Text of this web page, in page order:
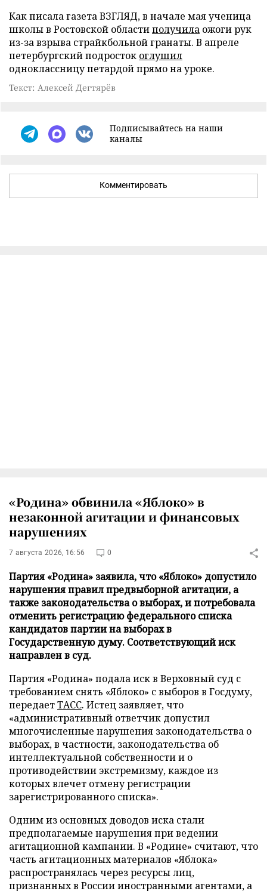
Как писала газета ВЗГЛЯД, в начале мая ученица
школы в Ростовской областиполучила ожоги рук
из-за взрыва страйкбольной гранаты. В апреле
петербургский подросток оглушил
одноклассницу петардой прямо на уроке.
Текст: Алексей Дегтярёв
Подписывайтесь на наши
каналы
Комментировать
«Родина» обвинила «Яблоко» в
незаконной агитации и финансовых
нарушениях
7 августа 2026, 16:56 0
Партия «Родина» заявила, что «Яблоко» допустило
нарушения правил предвыборной агитации, а
также законодательства о выборах, и потребовала
отменить регистрацию федерального списка
кандидатов партии на выборах в
Государственную думу. Соответствующий иск
направлен в суд.
Партия «Родина» подала иск в Верховный суд с
требованием снять «Яблоко» с выборов в Госдуму,
передаетТАСС. Истец заявляет, что
«административный ответчик допустил
многочисленные нарушения законодательства о
выборах, в частности, законодательства об
интеллектуальной собственности и о
противодействии экстремизму, каждое из
которых влечет отмену регистрации
зарегистрированного списка».
Одним из основных доводов иска стали
предполагаемые нарушения при ведении
агитационной кампании. В «Родине» считают, что
часть агитационных материалов «Яблока»
распространялась через ресурсы лиц,
признанных в России иностранными агентами, а